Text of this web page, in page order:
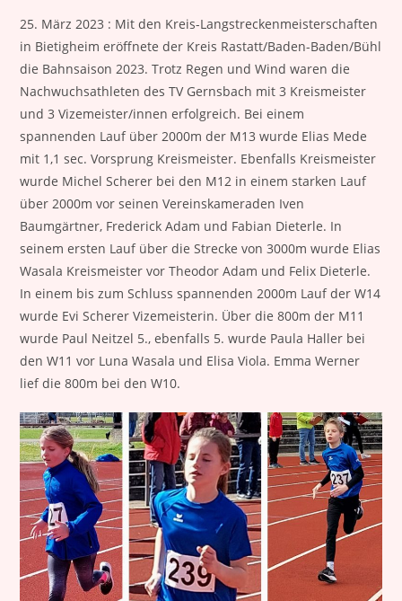
25. März 2023 : Mit den Kreis-Langstreckenmeisterschaften
in Bietigheim eröffnete der Kreis Rastatt/Baden-Baden/Bühl
die Bahnsaison 2023. Trotz Regen und Wind waren die
Nachwuchsathleten des TV Gernsbach mit 3 Kreismeister
und 3 Vizemeister/innen erfolgreich. Bei einem
spannenden Lauf über 2000m der M13 wurde Elias Mede
mit 1,1 sec. Vorsprung Kreismeister. Ebenfalls Kreismeister
wurde Michel Scherer bei den M12 in einem starken Lauf
über 2000m vor seinen Vereinskameraden Iven
Baumgärtner, Frederick Adam und Fabian Dieterle. In
seinem ersten Lauf über die Strecke von 3000m wurde Elias
Wasala Kreismeister vor Theodor Adam und Felix Dieterle.
In einem bis zum Schluss spannenden 2000m Lauf der W14
wurde Evi Scherer Vizemeisterin. Über die 800m der M11
wurde Paul Neitzel 5., ebenfalls 5. wurde Paula Haller bei
den W11 vor Luna Wasala und Elisa Viola. Emma Werner
lief die 800m bei den W10.